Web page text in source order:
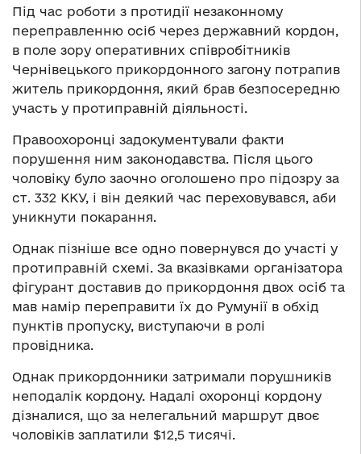
Під час роботи з протидії незаконному
переправленню осіб через державний кордон,
в поле зору оперативних співробітників
Чернівецького прикордонного загону потрапив
житель прикордоння, який брав безпосередню
участь у протиправній діяльності.
Правоохоронці задокументували факти
порушення ним законодавства. Після цього
чоловіку було заочно оголошено про підозру за
ст. 332 ККУ, і він деякий час переховувався, аби
уникнути покарання.
Однак пізніше все одно повернувся до участі у
протиправній схемі. За вказівками організатора
фігурант доставив до прикордоння двох осіб та
мав намір переправити їх до Румунії в обхід
пунктів пропуску, виступаючи в ролі
провідника.
Однак прикордонники затримали порушників
неподалік кордону. Надалі охоронці кордону
дізналися, що за нелегальний маршрут двоє
чоловіків заплатили $12,5 тисячі.